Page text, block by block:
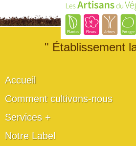
" Établissement
Accueil
Comment cultivons-nous
Services +
Notre Label